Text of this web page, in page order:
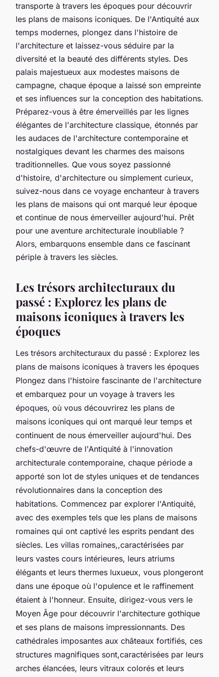
transporte à travers les époques pour découvrir
les plans de maisons iconiques. De l'Antiquité aux
temps modernes, plongez dans l'histoire de
l'architecture et laissez-vous séduire par la
diversité et la beauté des différents styles. Des
palais majestueux aux modestes maisons de
campagne, chaque époque a laissé son empreinte
et ses influences sur la conception des habitations.
Préparez-vous à être émerveillés par les lignes
élégantes de l'architecture classique, étonnés par
les audaces de l'architecture contemporaine et
nostalgiques devant les charmes des maisons
traditionnelles. Que vous soyez passionné
d'histoire, d'architecture ou simplement curieux,
suivez-nous dans ce voyage enchanteur à travers
les plans de maisons qui ont marqué leur époque
et continue de nous émerveiller aujourd'hui. Prêt
pour une aventure architecturale inoubliable ?
Alors, embarquons ensemble dans ce fascinant
périple à travers les siècles.
Les trésors architecturaux du
passé : Explorez les plans de
maisons iconiques à travers les
époques
Les trésors architecturaux du passé : Explorez les
plans de maisons iconiques à travers les époques
Plongez dans l'histoire fascinante de l'architecture
et embarquez pour un voyage à travers les
époques, où vous découvrirez les plans de
maisons iconiques qui ont marqué leur temps et
continuent de nous émerveiller aujourd'hui. Des
chefs-d'œuvre de l'Antiquité à l'innovation
architecturale contemporaine, chaque période a
apporté son lot de styles uniques et de tendances
révolutionnaires dans la conception des
habitations. Commencez par explorer l'Antiquité,
avec des exemples tels que les plans de maisons
romaines qui ont captivé les esprits pendant des
siècles. Les villas romaines,,caractérisées par
leurs vastes cours intérieures, leurs atriums
élégants et leurs thermes luxueux, vous plongeront
dans une époque où l'opulence et le raffinement
étaient à l'honneur. Ensuite, dirigez-vous vers le
Moyen Âge pour découvrir l'architecture gothique
et ses plans de maisons impressionnants. Des
cathédrales imposantes aux châteaux fortifiés, ces
structures magnifiques sont,caractérisées par leurs
arches élancées, leurs vitraux colorés et leurs